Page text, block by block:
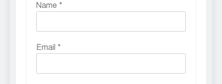
Name *
Email *